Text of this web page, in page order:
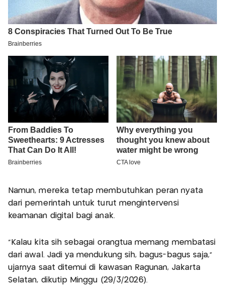
Namun, mereka tetap membutuhkan peran nyata
dari pemerintah untuk turut mengintervensi
keamanan digital bagi anak.
"Kalau kita sih sebagai orangtua memang membatasi
dari awal. Jadi ya mendukung sih, bagus-bagus saja,"
ujarnya saat ditemui di kawasan Ragunan, Jakarta
Selatan, dikutip Minggu (29/3/2026).